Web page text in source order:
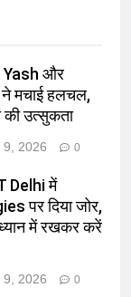
Yash और
मचाई हलचल,
की उत्सुकता
9, 2026 0
Delhi में
पर दिया जोर,
में रखकर करें
9, 2026 0